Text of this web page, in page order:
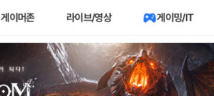
게이머존 라이브/영상 게이밍/IT